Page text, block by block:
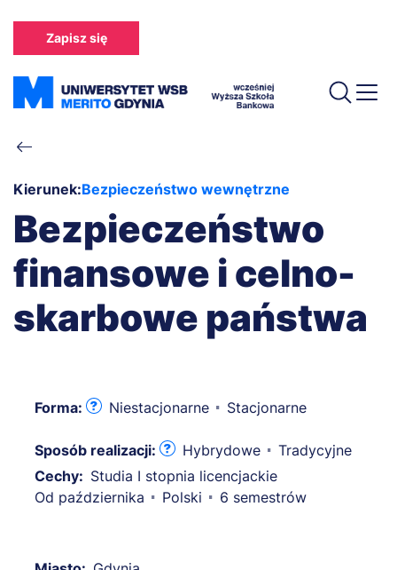
treści
Zapisz się
Ścieżka
nawigacyjna
Kierunek:Bezpieczeństwo wewnętrzne
Bezpieczeństwo
finansowe i celno-
skarbowe państwa
Forma: Niestacjonarne Stacjonarne
Sposób realizacji: Hybrydowe
Tradycyjne
Cechy: Studia I stopnia licencjackie
Od października
Polski 6 semestrów